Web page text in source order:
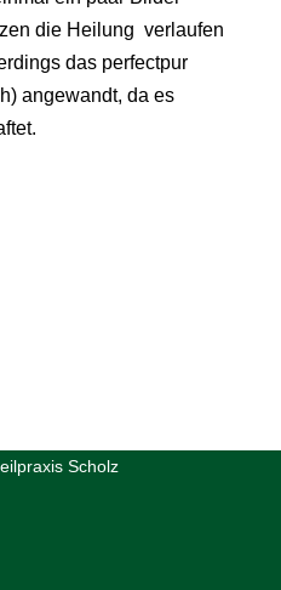
die Heilung verlaufen
das perfectpur
angewandt, da es
Scholz